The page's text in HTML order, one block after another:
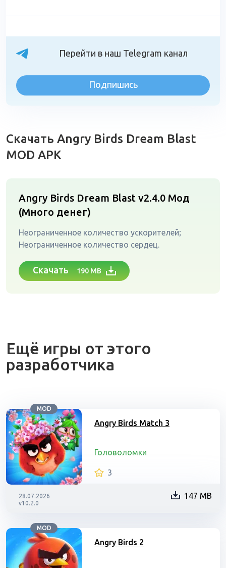
Перейти в наш Telegram канал
Подпишись
Скачать Angry Birds Dream Blast
MOD APK
Angry Birds Dream Blast v2.4.0 Мод
(Много денег)
Неограниченное количество ускорителей;
Неограниченное количество сердец.
Скачать 190 MB
Ещё игры от этого
разработчика
MOD
Angry Birds Match 3
Головоломки
3
28.07.2026
v10.2.0
147 MB
MOD
Angry Birds 2